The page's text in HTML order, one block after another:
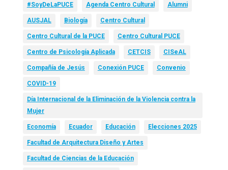
#SoyDeLaPUCE Agenda Centro Cultural Alumni
AUSJAL Biología Centro Cultural
Centro Cultural de la PUCE Centro Cultural PUCE
Centro de Psicología Aplicada CETCIS CISeAL
Compañía de Jesús Conexión PUCE Convenio
COVID-19
Día Internacional de la Eliminación de la Violencia contra la
Mujer
Economía Ecuador Educación Elecciones 2025
Facultad de Arquitectura Diseño y Artes
Facultad de Ciencias de la Educación